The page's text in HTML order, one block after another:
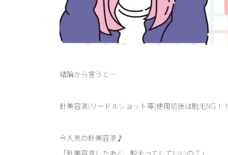
結論から言うと…
針美容液(リードルショット等)使用前後は脱毛NG！
今人気の針美容液♪
「針美容液したあと、脱毛ってしていいの？」